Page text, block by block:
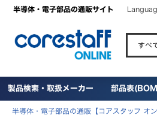
半導体・電子部品の通販サイト
製品検索・取扱メーカー 部品表
半導体・電子部品の通販【コアスタッフ オ